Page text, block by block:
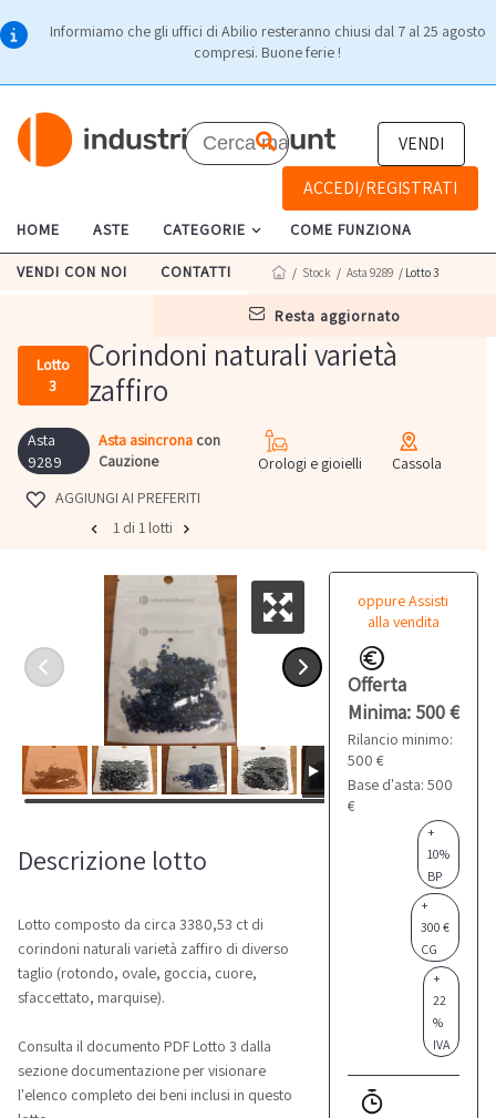
Informiamo che gli uffici di Abilio resteranno chiusi dal 7 al 25 agosto
compresi. Buone ferie !
VENDI
ACCEDI/REGISTRATI
HOME ASTE CATEGORIE COME FUNZIONA
VENDI CON NOI CONTATTI
resta aggiornato
/ Stock / Asta 9289 / Lotto 3
Lotto
3
Corindoni naturali varietà
zaffiro
Asta
9289
Asta asincrona con
Cauzione
Orologi e gioielli
Cassola
AGGIUNGI AI PREFERITI
1 di 1 lotti
oppure Assisti
alla vendita
Offerta
Minima: 500 €
Rilancio minimo:
500 €
Base d'asta: 500
€
+
10%
BP
+
300 €
CG
+
22
%
IVA
Descrizione lotto
Lotto composto da circa 3380,53 ct di
corindoni naturali varietà zaffiro di diverso
taglio (rotondo, ovale, goccia, cuore,
sfaccettato, marquise).
Consulta il documento PDF Lotto 3 dalla
sezione documentazione per visionare
l'elenco completo dei beni inclusi in questo